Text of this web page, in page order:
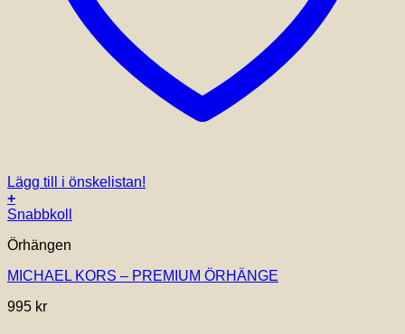
Lägg till i önskelistan!
+
Snabbkoll
Örhängen
MICHAEL KORS – PREMIUM ÖRHÄNGE
995 kr